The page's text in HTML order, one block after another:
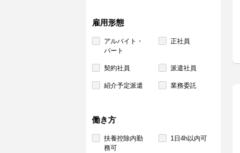
雇用形態
アルバイト・
パート
正社員
契約社員 派遣社員
紹介予定派遣 業務委託
働き方
扶養控除内勤
務可
1日4h以内可